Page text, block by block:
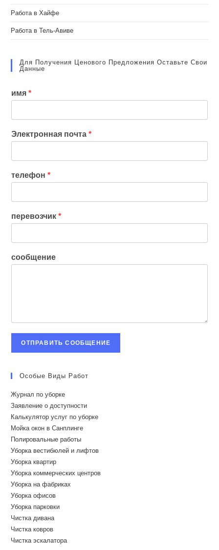
Работа в Хайфе
Работа в Тель-Авиве
Для Получения Ценового Предложения Оставьте Свои
Данные
имя*
Электронная почта*
телефон*
перевозчик*
сообщение
ОТПРАВИТЬ СООБЩЕНИЕ
Особые Виды Работ
Журнал по уборке
Заявление о доступности
Калькулятор услуг по уборке
Мойка окон в Санплинге
Полировальные работы
Уборка вестибюлей и лифтов
Уборка квартир
Уборка коммерческих центров
Уборка на фабриках
Уборка офисов
Уборка парковки
Чистка дивана
Чистка ковров
Чистка эскалатора